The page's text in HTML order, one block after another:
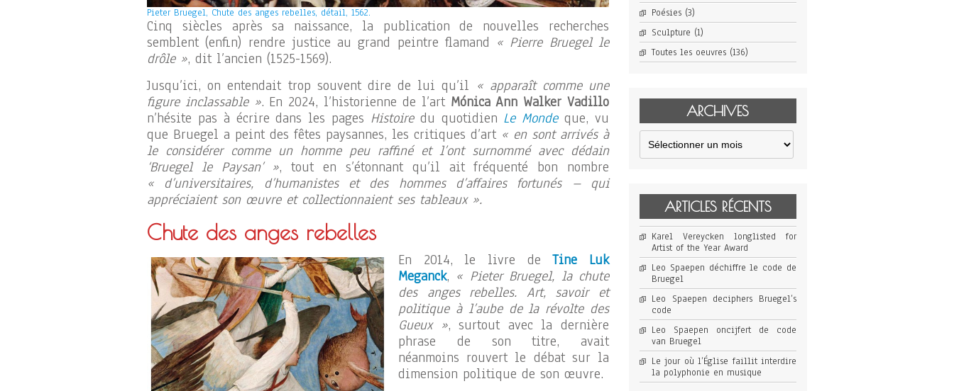
Pieter Bruegel, Chute des anges rebelles, détail, 1562.
Cinq siècles après sa naissance, la publication de nouvelles recherches
semblent (enfin) rendre justice au grand peintre flamand « Pierre Bruegel le
drôle », dit l’ancien (1525-1569).
Jusqu’ici, on entendait trop souvent dire de lui qu’il « apparaît comme une
figure inclassable ». En 2024, l’historienne de l’art Mónica Ann Walker Vadillo
n’hésite pas à écrire dans les pages Histoiredu quotidien Le Mondeque, vu
que Bruegel a peint des fêtes paysannes, les critiques d’art « en sont arrivés à
le considérer comme un homme peu raffiné et l’ont surnommé avec dédain
‘Bruegel le Paysan’ », tout en s’étonnant qu’il ait fréquenté bon nombre
« d’universitaires, d’humanistes et des hommes d’affaires fortunés – qui
appréciaient son œuvre et collectionnaient ses tableaux ».
Chute des anges rebelles
En 2014, le livre deTine Luk
Meganck, « Pieter Bruegel, la chute
des anges rebelles. Art, savoir et
politique à l’aube de la révolte des
Gueux », surtout avec la dernière
phrase de son titre, avait
néanmoins rouvert le débat sur la
dimension politique de son œuvre.
Poésies(3)
Sculpture (1)
Toutes les oeuvres(136)
ARCHIVES
Archives
ARTICLES RÉCENTS
Karel Vereycken longlisted for
Artist of the Year Award
Leo Spaepen déchiffre le code de
Bruegel
Leo Spaepen deciphers Bruegel’s
code
Leo Spaepen oncijfert de code
van Bruegel
Le jour où l’Église faillit interdire
la polyphonie en musique